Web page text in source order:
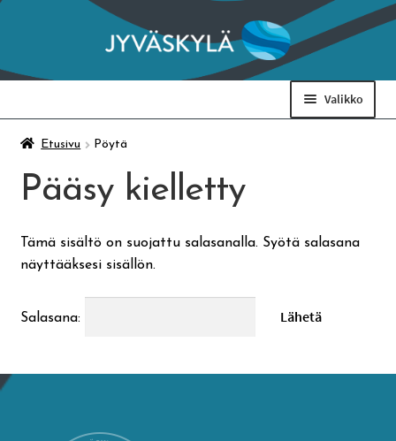
Siirry
navigointiin
Siirry
sisältöön
Valikko
Taidemuseo & Ratamo
Suomen käsityön museo
Skeittihalli
Etusivu Pöytä
Pääsy kielletty
Tämä sisältö on suojattu salasanalla. Syötä salasana
näyttääksesi sisällön.
Salasana: